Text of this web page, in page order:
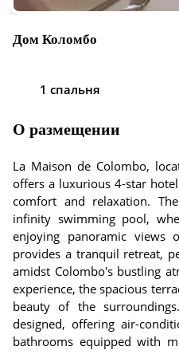
Дом Коломбо
1 спальня
О размещении
La Maison de Colombo,
offers a luxurious 4-star
comfort and relaxation.
infinity swimming pool,
enjoying panoramic views
provides a tranquil retreat,
amidst Colombo's bustling
experience, the spacious
beauty of the
designed, offering air-
bathrooms equipped with